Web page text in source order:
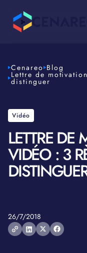
Cenareo Blog
Lettre de
distinguer
Vidéo
LETTRE DE
VIDÉO : 3
26/7/2018